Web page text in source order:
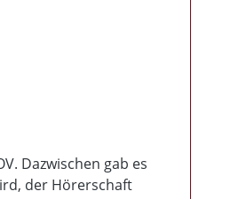
Dazwischen gab es
der Hörerschaft